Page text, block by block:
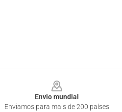
Envio mundial
Enviamos para mais de 200 países